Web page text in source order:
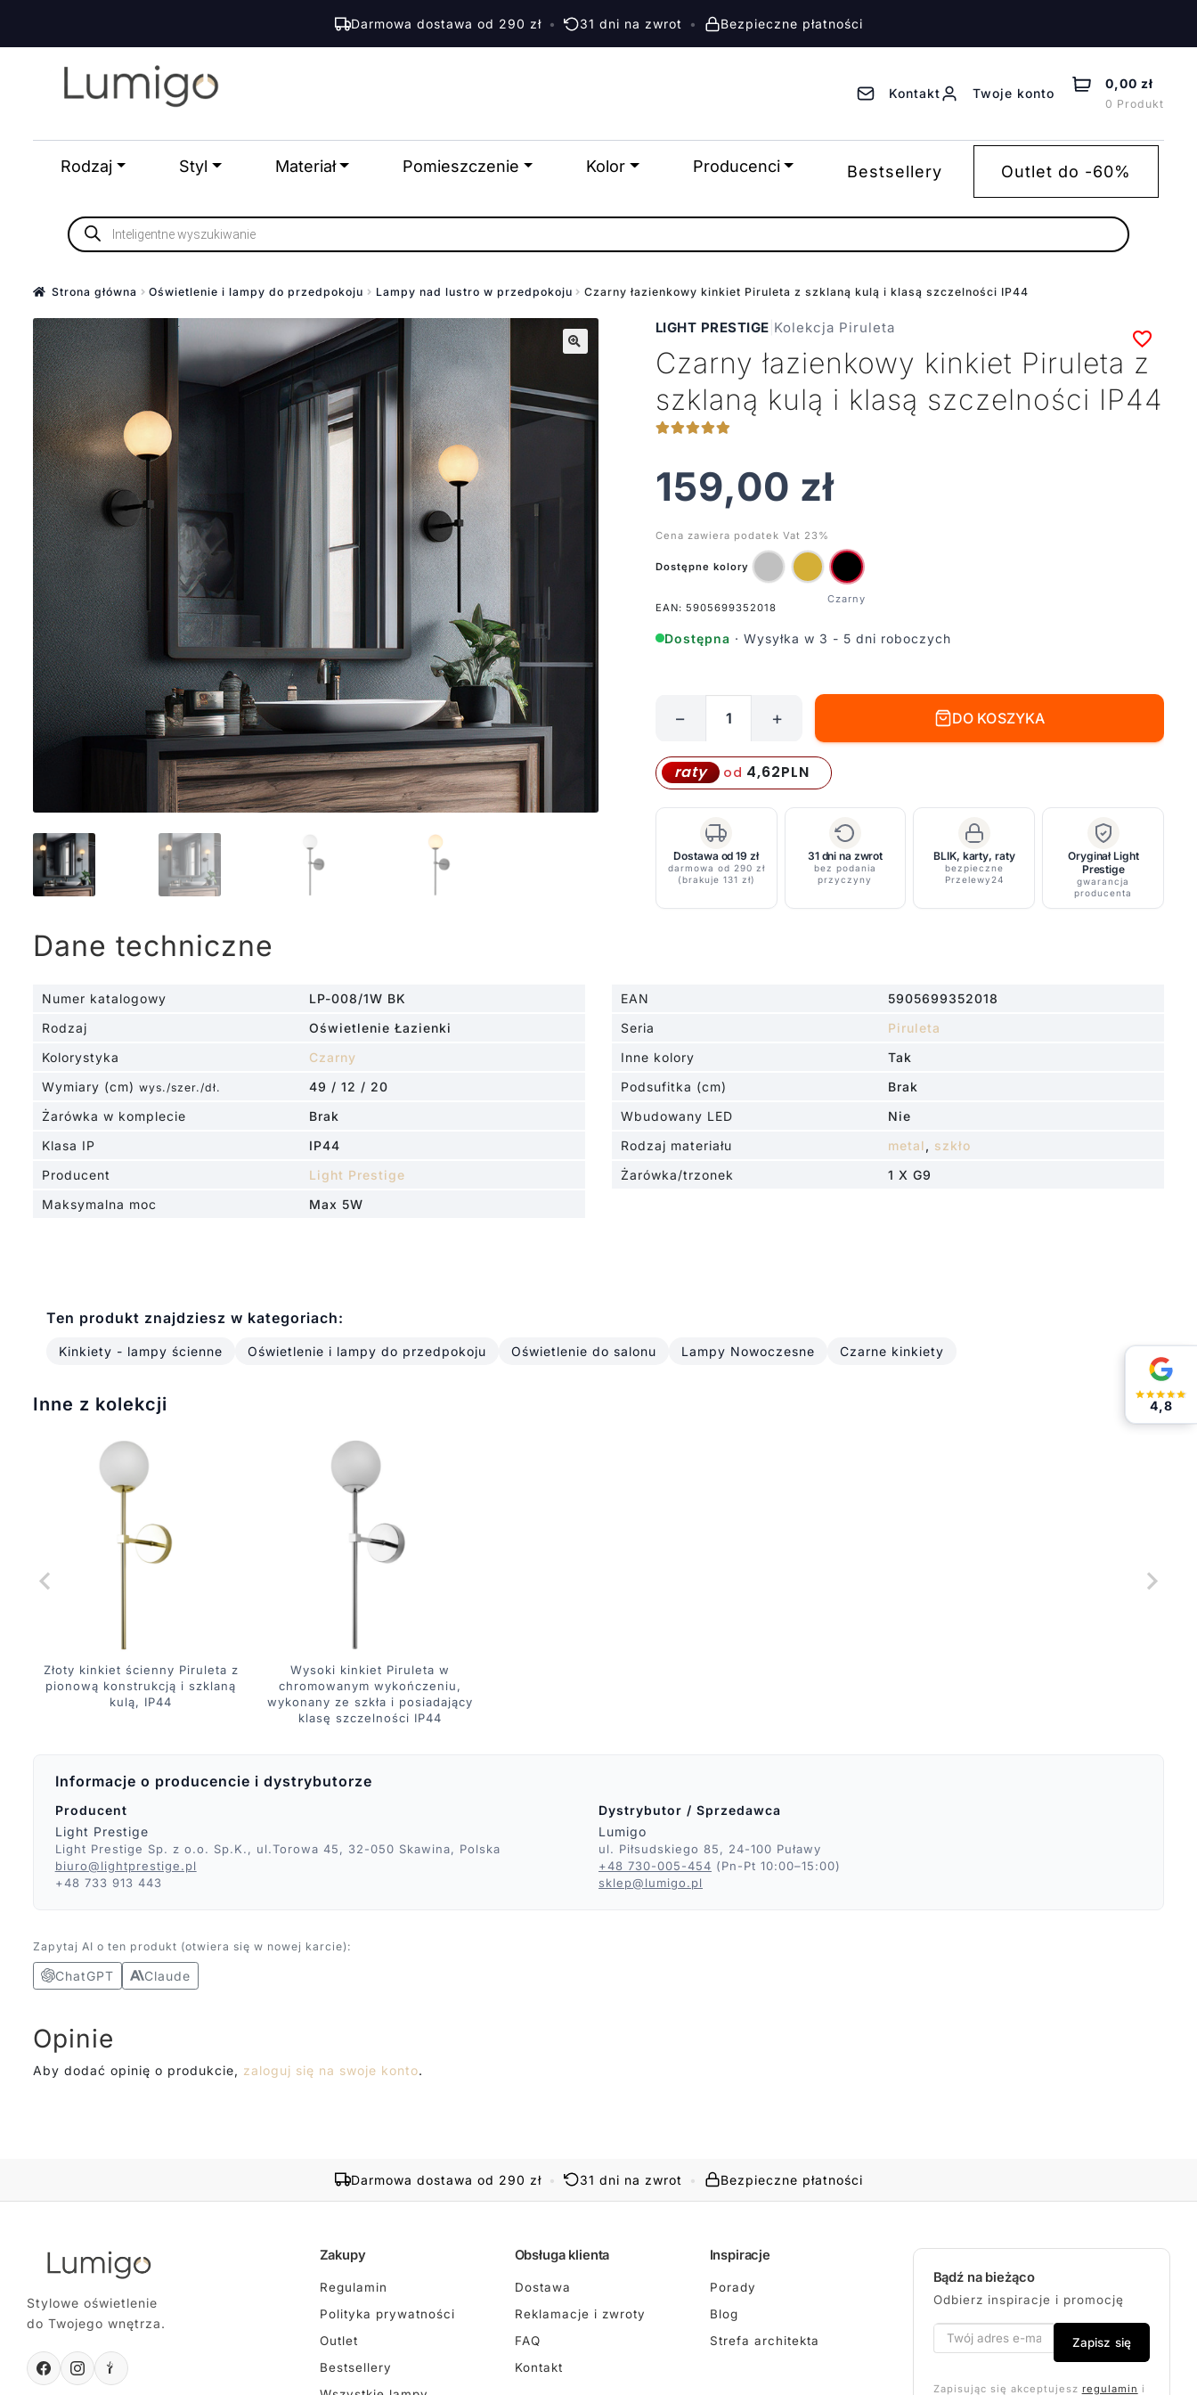
Darmowa dostawa od 290 zł • 31 dni na zwrot • Bezpieczne płatności
Przejdź
nawigacji
Przejdź
treści
Kontakt Twoje konto
Rodzaj Styl Materiał Pomieszczenie Kolor Producenci Bestsellery Outlet do -60%
0,00 zł
0 Produkt
Wyszukiwarka
produktów
Strona główna Oświetlenie i lampy do przedpokoju Lampy nad lustro w przedpokoju Czarny łazienkowy kinkiet Piruleta z szklaną kulą i klasą szczelności IP44
LIGHT PRESTIGE Kolekcja Piruleta
Czarny łazienkowy kinkiet Piruleta z
szklaną kulą i klasą szczelności IP44
159,00 zł
Cena zawiera podatek Vat 23%
Dostępne kolory
EAN: 5905699352018
Dostępna · Wysyłka w 3 - 5 dni roboczych
łazienkowy
kinkiet
Piruleta
szklaną
kulą
− + DO KOSZYKA
raty od 4,62PLN
Dostawa od 19 zł
darmowa od 290 zł
(brakuje 131 zł)
31 dni na zwrot
bez podania
przyczyny
BLIK, karty, raty
bezpieczne
Przelewy24
Oryginał Light
Prestige
gwarancja
producenta
Dane techniczne
Numer katalogowy LP-008/1W BK EAN
5905699352018
Rodzaj
Oświetlenie Łazienki Seria
Piruleta
Kolorystyka
Czarny Inne kolory
Tak
Wymiary (cm) wys./szer./dł. 49 / 12 / 20 Podsufitka (cm)
Brak
Żarówka w komplecie
Brak Wbudowany LED
Nie
Klasa IP
IP44 Rodzaj materiału metal , szkło
Producent
Light Prestige Żarówka/trzonek
1 X G9
Maksymalna moc
Max 5W
Ten produkt znajdziesz w kategoriach:
Kinkiety - lampy ścienne Oświetlenie i lampy do przedpokoju Oświetlenie do salonu Lampy Nowoczesne Czarne kinkiety
Inne z kolekcji
Złoty kinkiet ścienny Piruleta z
pionową konstrukcją i szklaną
kulą, IP44
Wysoki kinkiet Piruleta w
chromowanym wykończeniu,
wykonany ze szkła i posiadający
klasę szczelności IP44
Informacje o producencie i dystrybutorze
Producent
Light Prestige
Light Prestige Sp. z o.o. Sp.K., ul.Torowa 45, 32-050 Skawina, Polska
biuro@lightprestige.pl
+48 733 913 443
Dystrybutor / Sprzedawca
Lumigo
ul. Piłsudskiego 85, 24-100 Puławy
+48 730-005-454 (Pn-Pt 10:00–15:00)
sklep@lumigo.pl
Zapytaj AI o ten produkt (otwiera się w nowej karcie):
ChatGPT Claude
Opinie
Aby dodać opinię o produkcie, zaloguj się na swoje konto.
Darmowa dostawa od 290 zł • 31 dni na zwrot • Bezpieczne płatności
Stylowe oświetlenie
do Twojego wnętrza.
Zakupy
Regulamin
Polityka prywatności
Outlet
Bestsellery
Obsługa klienta
Dostawa
Reklamacje i zwroty
FAQ
Kontakt
Inspiracje
Porady
Blog
Strefa architekta
Bądź na bieżąco
Odbierz inspiracje i promocję
Zapisz się
Zapisując się akceptujesz regulamin i
4,8